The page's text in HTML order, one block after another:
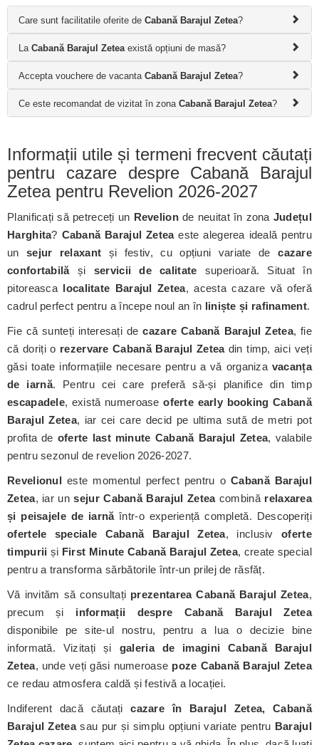
Care sunt facilitatile oferite de Cabană Barajul Zetea?
La Cabană Barajul Zeteaexistă opțiuni de masă?
Accepta vouchere de vacanta Cabană Barajul Zetea?
Ce este recomandat de vizitat în zona Cabană Barajul Zetea?
Informații utile și termeni frecvent căutați
pentru cazare despre Cabană Barajul
Zetea pentru Revelion 2026-2027
Planificați să petreceți un Revelionde neuitat în zona Județul
Harghita? Cabană Barajul Zeteaeste alegerea ideală pentru
un sejur relaxant și festiv, cu opțiuni variate decazare
confortabilăși servicii de calitate superioară. Situat în
pitoreasca localitate Barajul Zetea, acesta cazare vă oferă
cadrul perfect pentru a începe noul an în liniște și rafinament.
Fie că sunteți interesați decazare Cabană Barajul Zetea, fie
că doriți o rezervare Cabană Barajul Zeteadin timp, aici veți
găsi toate informațiile necesare pentru a vă organiza vacanța
de iarnă. Pentru cei care preferă să-și planifice din timp
escapadele, există numeroaseoferte early booking Cabană
Barajul Zetea, iar cei care decid pe ultima sută de metri pot
profita de oferte last minute Cabană Barajul Zetea, valabile
pentru sezonul de revelion 2026-2027.
Revelionul este momentul perfect pentru oCabană Barajul
Zetea, iar unsejur Cabană Barajul Zeteacombină relaxarea
și peisajele de iarnăîntr-o experiență completă. Descoperiți
ofertele speciale Cabană Barajul Zetea, inclusivoferte
timpurii și First Minute Cabană Barajul Zetea, create special
pentru a transforma sărbătorile într-un prilej de răsfăț.
Vă invităm să consultați prezentarea Cabană Barajul Zetea,
precum și informații despre Cabană Barajul Zetea
disponibile pe site-ul nostru, pentru a lua o decizie bine
informată. Vizitați și galeria de imagini Cabană Barajul
Zetea, unde veți găsi numeroase poze Cabană Barajul Zetea
ce redau atmosfera caldă și festivă a locației.
Indiferent dacă căutațicazare în Barajul Zetea, Cabană
Barajul Zeteasau pur și simplu opțiuni variate pentru Barajul